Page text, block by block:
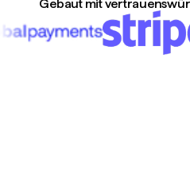
Gebaut mit